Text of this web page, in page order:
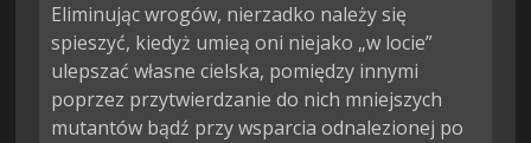
Eliminując wrogów, nierzadko należy się
spieszyć, kiedyż umieą oni niejako „w locie”
ulepszać własne cielska, pomiędzy innymi
poprzez przytwierdzanie do nich mniejszych
mutantów bądź przy wsparcia odnalezionej po